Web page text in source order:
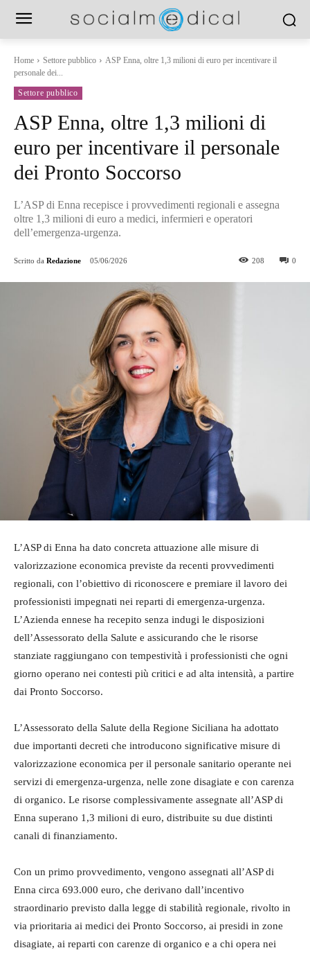
Home Settore pubblico
ASP Enna, oltre 1,3 milioni di euro per incentivare il
personale dei...
Settore pubblico
ASP Enna, oltre 1,3 milioni di
euro per incentivare il personale
dei Pronto Soccorso
L’ASP di Enna recepisce i provvedimenti regionali e assegna
oltre 1,3 milioni di euro a medici, infermieri e operatori
dell’emergenza-urgenza.
Scritto da Redazione 05/06/2026 0
208
L’ASP di Enna ha dato concreta attuazione alle misure di
valorizzazione economica previste da recenti provvedimenti
regionali, con l’obiettivo di riconoscere e premiare il lavoro dei
professionisti impegnati nei reparti di emergenza-urgenza.
L’Azienda ennese ha recepito senza indugi le disposizioni
dell’Assessorato della Salute e assicurando che le risorse
stanziate raggiungano con tempestività i professionisti che ogni
giorno operano nei contesti più critici e ad alta intensità, a partire
dai Pronto Soccorso.
L’Assessorato della Salute della Regione Siciliana ha adottato
due importanti decreti che introducono significative misure di
valorizzazione economica per il personale sanitario operante nei
servizi di emergenza-urgenza, nelle zone disagiate e con carenza
di organico. Le risorse complessivamente assegnate all’ASP di
Enna superano 1,3 milioni di euro, distribuite su due distinti
canali di finanziamento.
Con un primo provvedimento, vengono assegnati all’ASP di
Enna circa 693.000 euro, che derivano dall’incentivo
straordinario previsto dalla legge di stabilità regionale, rivolto in
via prioritaria ai medici dei Pronto Soccorso, ai presidi in zone
disagiate, ai reparti con carenze di organico e a chi opera nei